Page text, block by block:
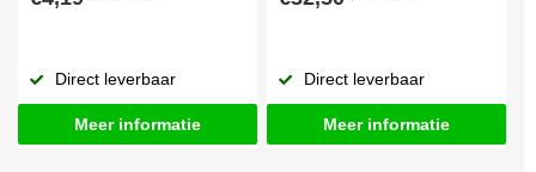
Direct leverbaar
Meer informatie
Direct leverbaar
Meer informatie